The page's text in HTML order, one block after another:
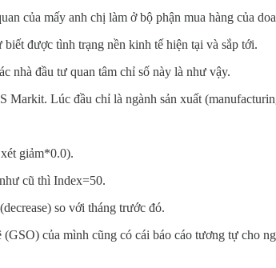
của mấy anh chị làm ở bộ phận mua hàng của
được tình trạng nền kinh tế hiện tại và sắp tới.
nhà đầu tư quan tâm chỉ số này là như vậy.
Lúc đầu chỉ là ngành sản xuất
giảm*0.0).
cũ thì Index=50.
so với tháng trước đó.
của mình cũng có cái báo cáo tương tự cho